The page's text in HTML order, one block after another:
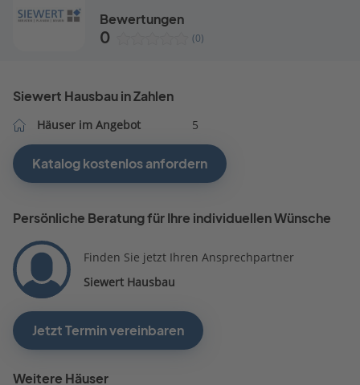
Bewertungen
0 (0)
Siewert Hausbau in Zahlen
Häuser im Angebot 5
Katalog kostenlos anfordern
Persönliche Beratung für Ihre individuellen Wünsche
Finden Sie jetzt Ihren Ansprechpartner
Siewert Hausbau
Jetzt Termin vereinbaren
Weitere Häuser